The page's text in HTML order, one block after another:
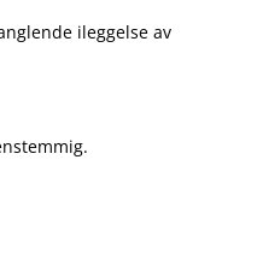
ileggelse av